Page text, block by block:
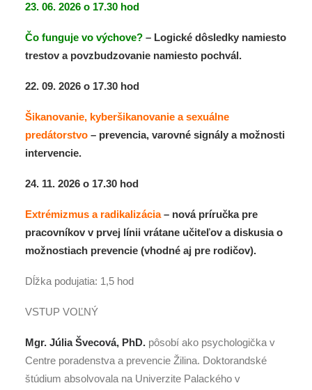
23. 06. 2026 o 17.30 hod
Čo funguje vo výchove? – Logické dôsledky namiesto
trestov a povzbudzovanie namiesto pochvál.
22. 09. 2026 o 17.30 hod
Šikanovanie, kyberšikanovanie a sexuálne
predátorstvo – prevencia, varovné signály a možnosti
intervencie.
24. 11. 2026 o 17.30 hod
Extrémizmus a radikalizácia– nová príručka pre
pracovníkov v prvej línii vrátane učiteľov a diskusia o
možnostiach prevencie (vhodné aj pre rodičov).
Dĺžka podujatia: 1,5 hod
VSTUP VOĽNÝ
Mgr. Júlia Švecová, PhD. pôsobí ako psychologička v
Centre poradenstva a prevencie Žilina. Doktorandské
štúdium absolvovala na Univerzite Palackého v